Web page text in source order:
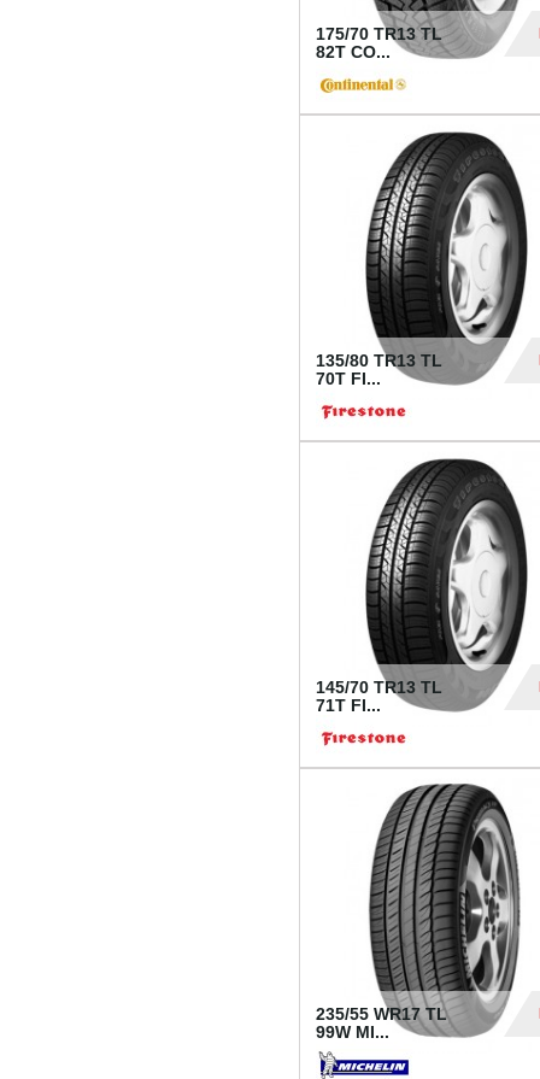
175/70 TR13 TL
82T CO...
135/80 TR13 TL
70T FI...
145/70 TR13 TL
71T FI...
235/55 WR17 TL
99W MI...